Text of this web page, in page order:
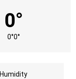
0°
0°0°
Humidity